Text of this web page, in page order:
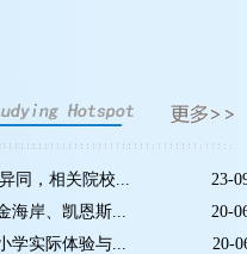
23-
同，相关院校...
20-
海岸、凯恩斯...
20-
学实际体验与...